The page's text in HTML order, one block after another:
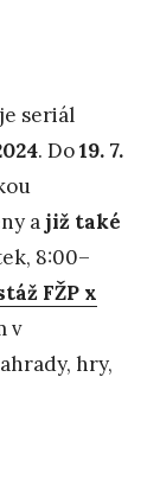
seriál
. Do19. 7.
ajiž také
8:00–
FŽP x
v
hry,